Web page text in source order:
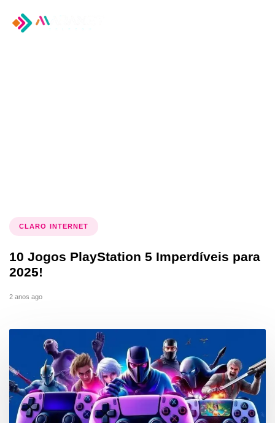
CLARO INTERNET
10 Jogos PlayStation 5 Imperdíveis para
2025!
2 anos ago